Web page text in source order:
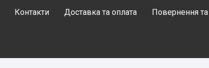
Контакти Доставка та оплата Повернення